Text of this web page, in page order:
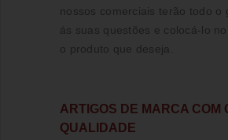
nossos comerciais terão todo o
ás suas questões e colocá-lo
o produto que deseja.
ARTIGOS DE MARCA COM
QUALIDADE